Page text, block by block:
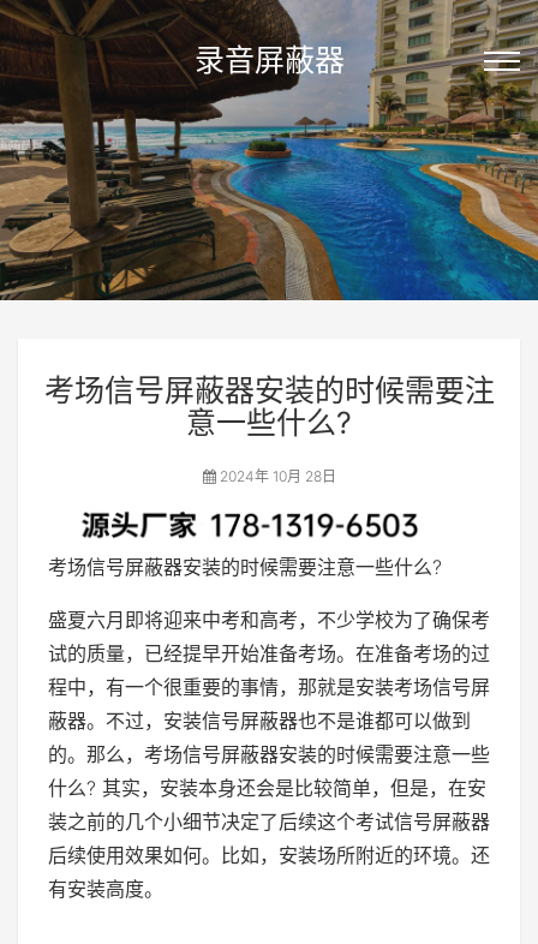
录音屏蔽器
考场信号屏蔽器安装的时候需要注
意一些什么?
2024年 10月 28日
考场信号屏蔽器安装的时候需要注意一些什么?
盛夏六月即将迎来中考和高考，不少学校为了确保考
试的质量，已经提早开始准备考场。在准备考场的过
程中，有一个很重要的事情，那就是安装考场信号屏
蔽器。不过，安装信号屏蔽器也不是谁都可以做到
的。那么，考场信号屏蔽器安装的时候需要注意一些
什么? 其实，安装本身还会是比较简单，但是，在安
装之前的几个小细节决定了后续这个考试信号屏蔽器
后续使用效果如何。比如，安装场所附近的环境。还
有安装高度。